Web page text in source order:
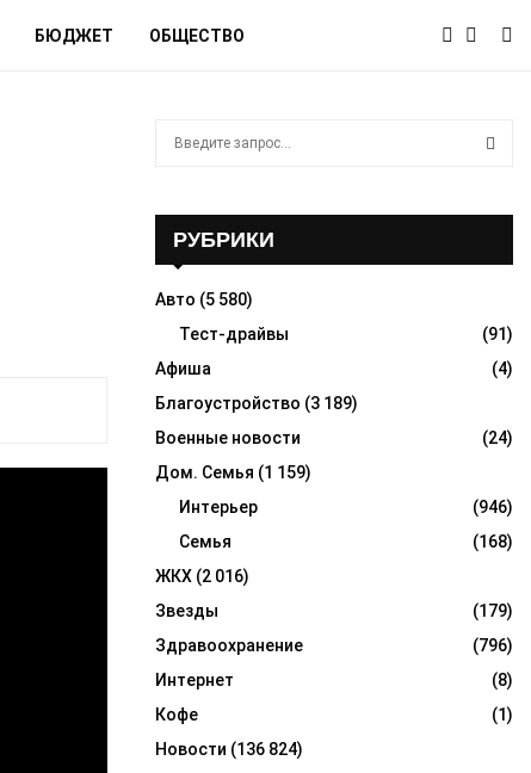
БЮДЖЕТ ОБЩЕСТВО
o
R
C
H
РУБРИКИ
Авто (5 580)
Тест-драйвы
(91)
Афиша
(4)
Благоустройство (3 189)
Военные новости
(24)
Дом. Семья (1 159)
Интерьер
(946)
Семья
(168)
ЖКХ (2 016)
Звезды
(179)
Здравоохранение
(796)
Интернет
(8)
Кофе
(1)
Новости (136 824)